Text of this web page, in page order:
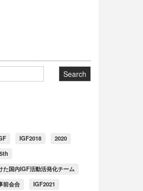
IGF2018
2020
た国内IGF活動活発化チーム
前会合
IGF2021